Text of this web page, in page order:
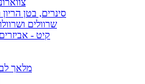
סינרים, בטן
שרוולים
קיט -
מלאך